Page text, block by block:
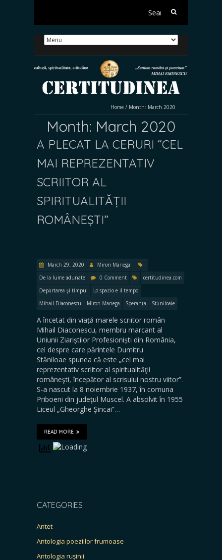
Search
Home / Month: March 2020
Month: March 2020
A PLECAT LA CERURI “CEL
MAI REPREZENTATIV
SCRIITOR AL
SPIRITUALITĂȚII
ROMÂNEȘTI”
March 29, 2020
Miron Manega
De la lume adunate
0 Comment
certitudinea.com
Depărtarea şi timpul
Lo spazio e il tempo
Mihail Diaconescu
Miron Manega Speranța Stăniloaie
A încetat din viață marele scriitor român
Mihail Diaconescu, membru marcant al
Uniunii Ziariștilor Profesioniști din România,
cel despre care părintele Dumitru
Stăniloae spunea că este „cel mai
reprezentativ scriitor al spiritualităţii
româneşti, începător al scrisului nostru viitor”.
S-a nascut la 8 noiembrie 1937, în comuna
Priboeni din judeţul Muscel. A absolvit în 1955
Liceul „Gheorghe Şincai”…
READ MORE
CATEGORIES
Antet
Antologia poeziilor frumoase
Antologia rușinii